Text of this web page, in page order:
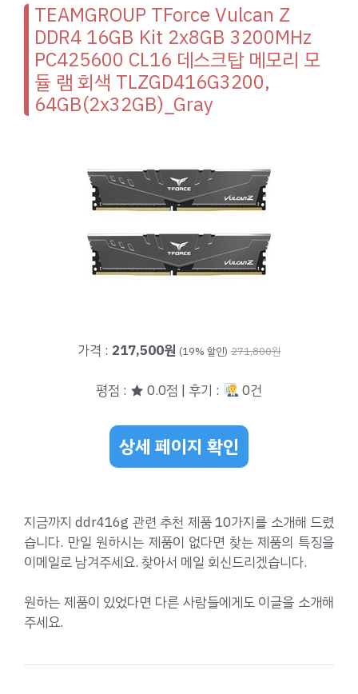
TEAMGROUP TForce Vulcan Z
DDR4 16GB Kit 2x8GB 3200MHz
PC425600 CL16 데스크탑 메모리 모
듈 램 회색 TLZGD416G3200,
64GB(2x32GB)_Gray
가격 : 217,500원 (19% 할인) 271,800원
평점 : ★ 0.0점 | 후기 : 0건
상세 페이지 확인
지금까지 ddr416g 관련 추천 제품 10가지를 소개해 드렸
습니다. 만일 원하시는 제품이 없다면 찾는 제품의 특징을
이메일로 남겨주세요. 찾아서 메일 회신드리겠습니다.
원하는 제품이 있었다면 다른 사람들에게도 이글을 소개해
주세요.